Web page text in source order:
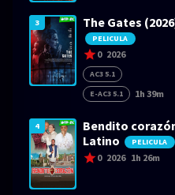
3 The Gates
PELICULA
0 2026
AC3 5.1
E-AC3 5.1
1h 39m
4
Bendito
Latino
PELICULA
0 2026 1h 26m